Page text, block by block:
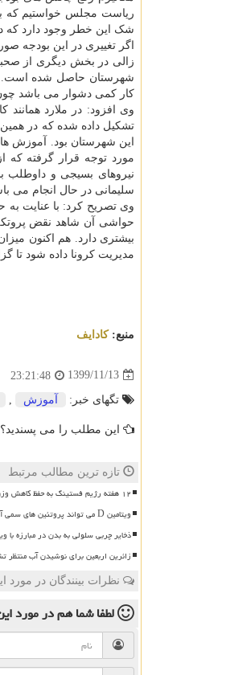
ریاست مجلس خواستیم که
شک این خطر وجود دارد
اگر تغییری در این بودجه
زالی در بخش دیگری از
شهرستان حاصل شده است.
کار کمی دشوار می باشد چون
وی افزود: در ملارد
تشکیل داده شده که در
این شهرستان بود. آموزش
مورد توجه قرار گرفته که
نیروهای بسیجی و داوطلب
سلیمانی در حال انجام می
وی تصریح کرد: با عنایت به
حواشی آن شاهد نقض
مدیریت کرونا داده شود تا
منبع:كادایف
1399/11/13
23:21:48
تگهای خبر: آموزش ,
این مطلب را می پسندید؟
تازه ترین مطالب مرتبط
۱۲ هفته رژیم فستینگ به حفظ کاهش وزن در یک سال بعد کمک نماید
ویتامین D می تواند پروتئین های سمی آلزایمر را کم کند
ذخایر چربی سلولی به بدن در مبارزه
زائرین اربعین برای نوشیدن آب منتظر
نظرات بینندگان در مورد
لطفا شما همدر مورد